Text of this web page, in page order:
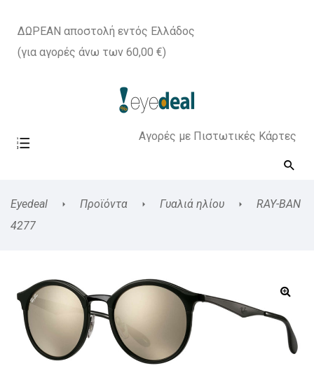
ΔΩΡΕΑΝ αποστολή εντός Ελλάδος
(για αγορές άνω των 60,00 €)
Αγορές με Πιστωτικές Κάρτες
Eyedeal Προϊόντα Γυαλιά ηλίου
RAY-BAN
4277